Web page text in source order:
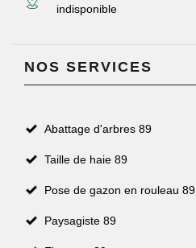
indisponible
NOS SERVICES
Abattage d'arbres 89
Taille de haie 89
Pose de gazon en rouleau 89
Paysagiste 89